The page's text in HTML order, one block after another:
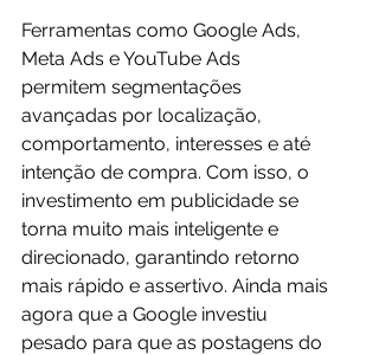
Ferramentas como Google Ads,
Meta Ads e YouTube Ads
permitem segmentações
avançadas por localização,
comportamento, interesses e até
intenção de compra. Com isso, o
investimento em publicidade se
torna muito mais inteligente e
direcionado, garantindo retorno
mais rápido e assertivo. Ainda mais
agora que a Google investiu
pesado para que as postagens do